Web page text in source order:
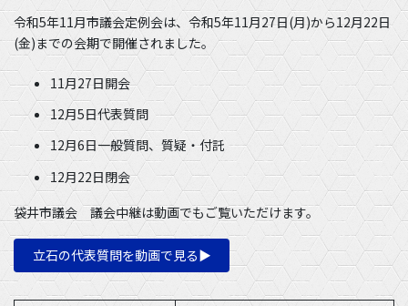
令和5年11月市議会定例会は、令和5年11月27日(月)から12月22日
(金)までの会期で開催されました。
11月27日開会
12月5日代表質問
12月6日一般質問、質疑・付託
12月22日閉会
袋井市議会 議会中継は動画でもご覧いただけます。
立石の代表質問を動画で見る▶︎